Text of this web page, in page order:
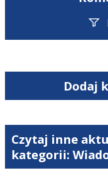
Dodaj
Czytaj inne
kategorii: